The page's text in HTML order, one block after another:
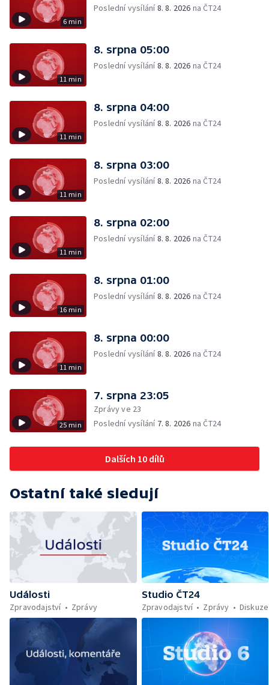
6 min
Poslední vysílání8. 8. 2026 na ČT24
11 min
8. srpna 05:00
Poslední vysílání8. 8. 2026 na ČT24
11 min
8. srpna 04:00
Poslední vysílání8. 8. 2026 na ČT24
11 min
8. srpna 03:00
Poslední vysílání8. 8. 2026 na ČT24
11 min
8. srpna 02:00
Poslední vysílání8. 8. 2026 na ČT24
16 min
8. srpna 01:00
Poslední vysílání8. 8. 2026 na ČT24
11 min
8. srpna 00:00
Poslední vysílání8. 8. 2026 na ČT24
25 min
7. srpna 23:05
Zprávy ve 23
Poslední vysílání 7. 8. 2026 na ČT24
Dalších 10 dílů
Ostatní také sledují
Události
Zpravodajství
Zprávy
Studio ČT24
Zpravodajství
Zprávy Diskuze